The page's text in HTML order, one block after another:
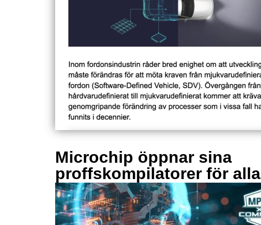
Microchip öppnar sina
proffskompilatorer för alla